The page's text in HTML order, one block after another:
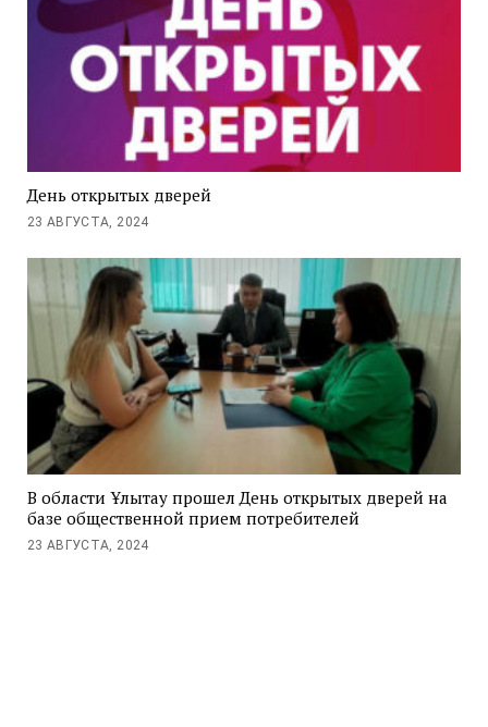
День открытых дверей
23 АВГУСТА, 2024
В области Ұлытау прошел День открытых дверей на
базе общественной прием потребителей
23 АВГУСТА, 2024